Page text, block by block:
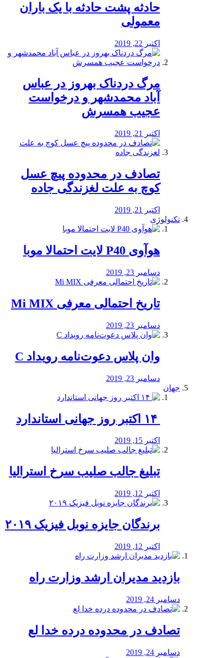
️حادثه پشت حادثه با یک باران
معمولی
اکتبر 22, 2019
مرگ دردناک بهروز در عباس
آباد محمدشهر و درخواست
عجیب همسرش
اکتبر 21, 2019
تصادف در محدوده پیچ عسل
کوچ به علت لغزندگی جاده
اکتبر 21, 2019
تکنولوژی
هوآوی P40 لایت احتمالا موبا
دسامبر 23, 2019
تاریخ احتمالی معرفی Mi MIX
دسامبر 23, 2019
وان پلاس دعوت‌نامه رویداد C
دسامبر 23, 2019
جهان
اکتبر 15, 2019
تبلیغ جالب صلیب سرخ استرالیا
اکتبر 12, 2019
برندگان جایزه نوبل فیزیک ۲۰۱۹
اکتبر 12, 2019
بازدید مدیران ارشد وزارت راه
دسامبر 24, 2019
تصادف در محدوده درده خدا لع
دسامبر 24, 2019